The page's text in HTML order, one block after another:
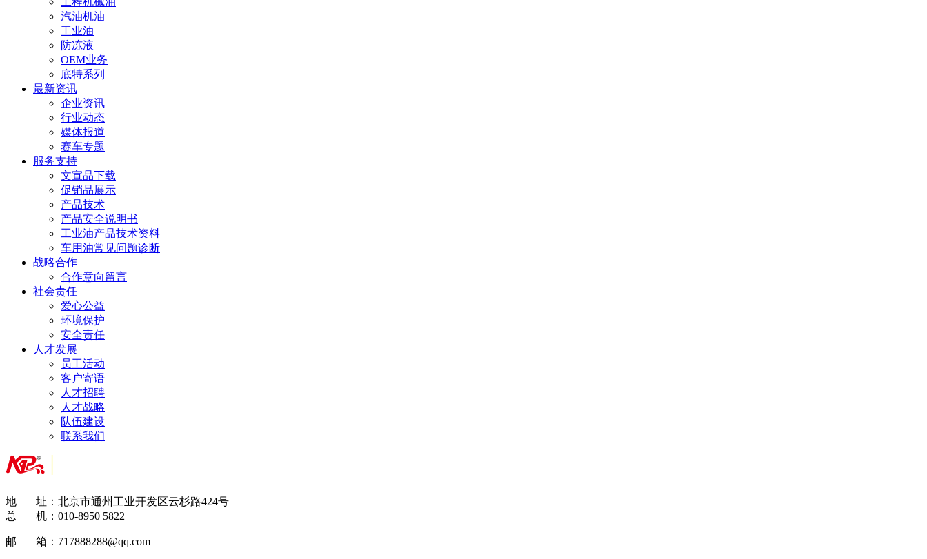
汽油机油
工业油
防冻液
OEM业务
底特系列
最新资讯
企业资讯
行业动态
媒体报道
赛车专题
服务支持
文宣品下载
促销品展示
产品技术
产品安全说明书
工业油产品技术资料
车用油常见问题诊断
战略合作
合作意向留言
社会责任
爱心公益
环境保护
安全责任
人才发展
员工活动
客户寄语
人才招聘
人才战略
队伍建设
联系我们
地 址：北京市通州工业开发区云杉路424号
总 机： 010-8950 5822
邮 箱： 717888288@qq.com